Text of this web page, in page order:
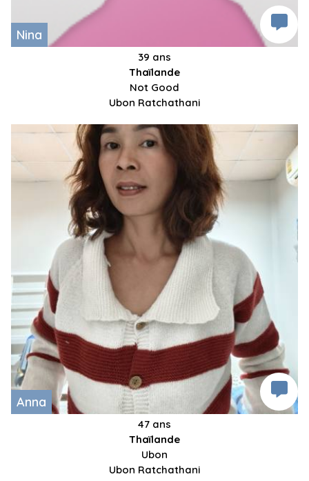
Nina
39 ans
Thaïlande
Not Good
Ubon Ratchathani
Anna
47 ans
Thaïlande
Ubon
Ubon Ratchathani